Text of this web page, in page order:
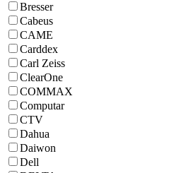
Bresser
Cabeus
CAME
Carddex
Carl Zeiss
ClearOne
COMMAX
Computar
CTV
Dahua
Daiwon
Dell